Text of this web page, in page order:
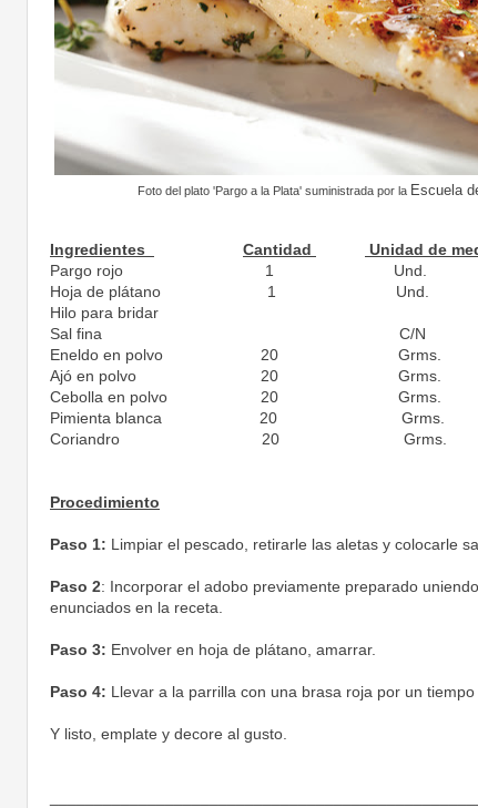
Foto del plato 'Pargo a la Plata' suministrada por la Escuela
Ingredientes Cantidad Unidad de
Pargo rojo 1 Und.
Hoja de plátano 1 Und.
Hilo para bridar
Sal fina C/
Eneldo en polvo 20 Grms.
Ajó en polvo 20 Grms.
Cebolla en polvo 20 Grms.
Pimienta blanca 20 Grms.
Coriandro 20 Grms.
Procedimiento
Paso 1: Limpiar el pescado, retirarle las aletas y colocarle
Paso 2: Incorporar el adobo previamente preparado
enunciados en la receta.
Paso 3: Envolver en hoja de plátano, amarrar.
Paso 4: Llevar a la parrilla con una brasa roja por un
Y listo, emplate y decore al gusto.